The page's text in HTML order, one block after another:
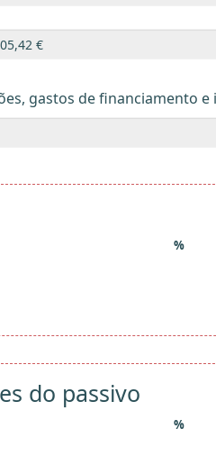
gastos de financiamento e
%
do passivo
%